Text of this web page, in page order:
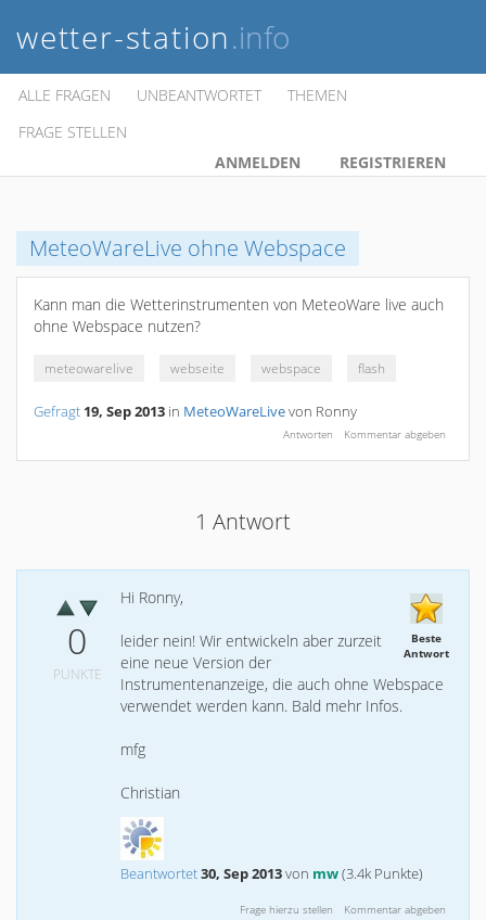
wetter-station.info
ALLE FRAGEN UNBEANTWORTET
THEMEN
FRAGE STELLEN
ANMELDEN
REGISTRIEREN
MeteoWareLive ohne Webspace
Kann man die Wetterinstrumenten von MeteoWare live auch
ohne Webspace nutzen?
meteowarelive webseite webspace flash
Gefragt 19, Sep 2013 in MeteoWareLivevon Ronny
1 Antwort
0
PUNKTE
Beste
Antwort
Hi Ronny,
leider nein! Wir entwickeln aber zurzeit
eine neue Version der
Instrumentenanzeige, die auch ohne Webspace
verwendet werden kann. Bald mehr Infos.
mfg
Christian
Beantwortet30, Sep 2013von mw(3.4k Punkte)